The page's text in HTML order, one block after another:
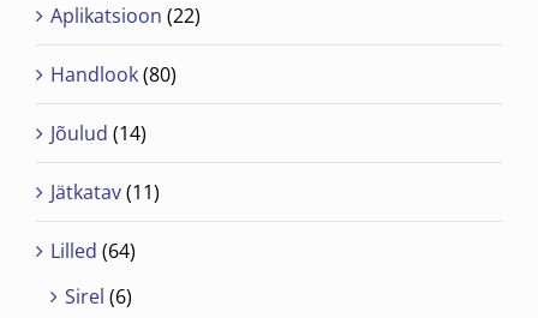
Aplikatsioon (22)
Handlook(80)
Jõulud (14)
Jätkatav(11)
Lilled (64)
Sirel (6)